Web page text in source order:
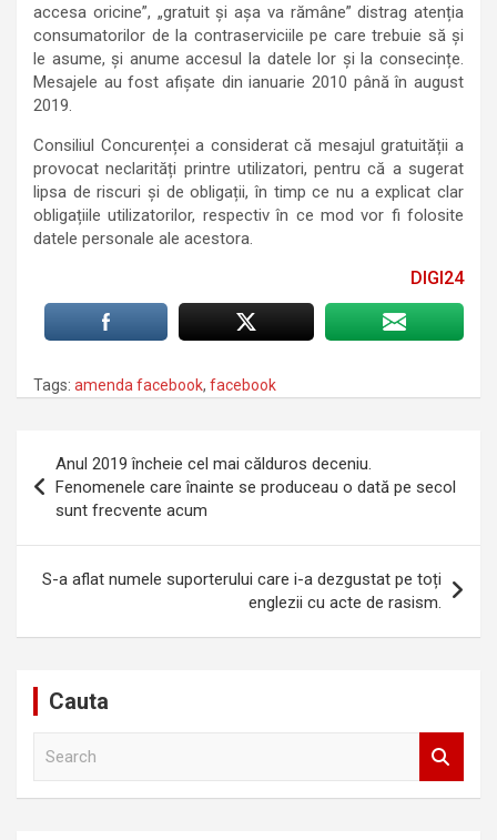
accesa oricine”, „gratuit și așa va rămâne” distrag atenția
consumatorilor de la contraserviciile pe care trebuie să și
le asume, și anume accesul la datele lor și la consecințe.
Mesajele au fost afișate din ianuarie 2010 până în august
2019.
Consiliul Concurenței a considerat că mesajul gratuității a
provocat neclarități printre utilizatori, pentru că a sugerat
lipsa de riscuri și de obligații, în timp ce nu a explicat clar
obligațiile utilizatorilor, respectiv în ce mod vor fi folosite
datele personale ale acestora.
DIGI24
Tags: amenda facebook, facebook
în
articole
Anul 2019 încheie cel mai călduros deceniu.
Fenomenele care înainte se produceau o dată pe secol
sunt frecvente acum
S-a aflat numele suporterului care i-a dezgustat pe toți
englezii cu acte de rasism.
Cauta